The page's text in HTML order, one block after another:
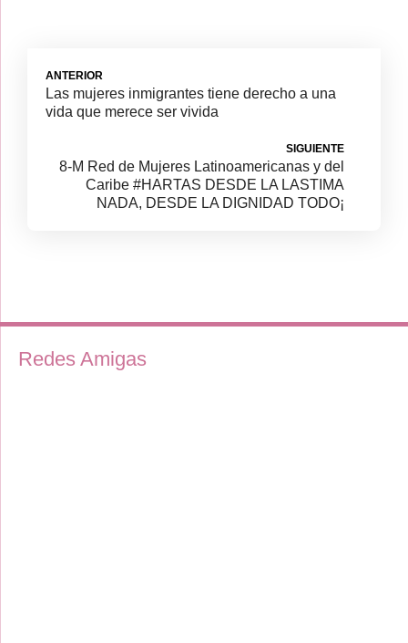
ANTERIOR
Las mujeres inmigrantes tiene derecho a una
vida que merece ser vivida
SIGUIENTE
8-M Red de Mujeres Latinoamericanas y del
Caribe #HARTAS DESDE LA LASTIMA
NADA, DESDE LA DIGNIDAD TODO¡
Redes Amigas